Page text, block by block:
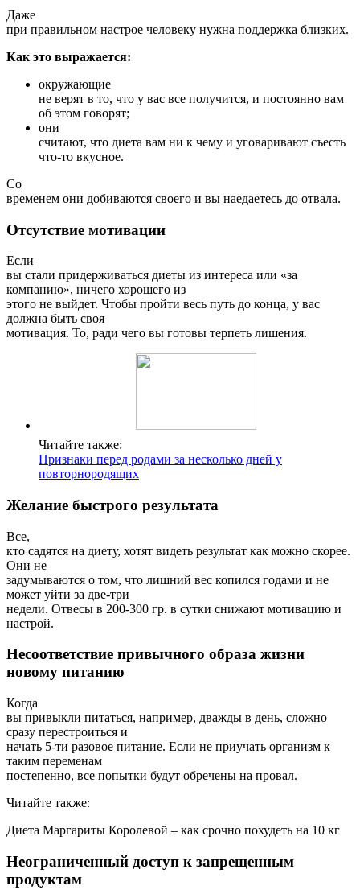
Даже
при правильном настрое человеку нужна поддержка близких.
Как это выражается:
окружающие
не верят в то, что у вас все получится, и постоянно вам
об этом говорят;
они
считают, что диета вам ни к чему и уговаривают съесть
что-то вкусное.
Со
временем они добиваются своего и вы наедаетесь до отвала.
Отсутствие мотивации
Если
вы стали придерживаться диеты из интереса или «за
компанию», ничего хорошего из
этого не выйдет. Чтобы пройти весь путь до конца, у вас
должна быть своя
мотивация. То, ради чего вы готовы терпеть лишения.
Читайте также:
Признаки перед родами за несколько дней у
повторнородящих
Желание быстрого результата
Все,
кто садятся на диету, хотят видеть результат как можно скорее.
Они не
задумываются о том, что лишний вес копился годами и не
может уйти за две-три
недели. Отвесы в 200-300 гр. в сутки снижают мотивацию и
настрой.
Несоответствие привычного образа жизни
новому питанию
Когда
вы привыкли питаться, например, дважды в день, сложно
сразу перестроиться и
начать 5-ти разовое питание. Если не приучать организм к
таким переменам
постепенно, все попытки будут обречены на провал.
Читайте также:
Диета Маргариты Королевой – как срочно похудеть на 10 кг
Неограниченный доступ к запрещенным
продуктам